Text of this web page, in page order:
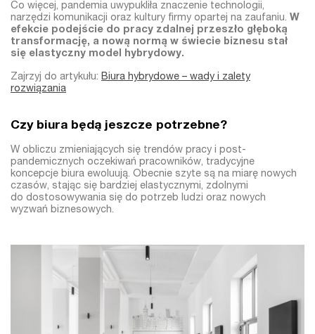
Co więcej, pandemia uwypukliła znaczenie technologii,
narzędzi komunikacji oraz kultury firmy opartej na zaufaniu. W
efekcie podejście do pracy zdalnej przeszło głęboką
transformację, a nową normą w świecie biznesu stał
się elastyczny model hybrydowy.
Zajrzyj do artykułu: Biura hybrydowe – wady i zalety
rozwiązania
Czy biura będą jeszcze potrzebne?
W obliczu zmieniających się trendów pracy i post-
pandemicznych oczekiwań pracowników, tradycyjne
koncepcje biura ewoluują. Obecnie szyte są na miarę nowych
czasów, stając się bardziej elastycznymi, zdolnymi
do dostosowywania się do potrzeb ludzi oraz nowych
wyzwań biznesowych.